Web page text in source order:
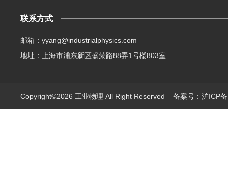
联系方式
邮箱：yyang@industrialphysics.com
地址：上海市浦东新区盛荣路88弄1号楼803室
Copyright©2026 工业物理 All Right Reserved 备案号：沪ICP